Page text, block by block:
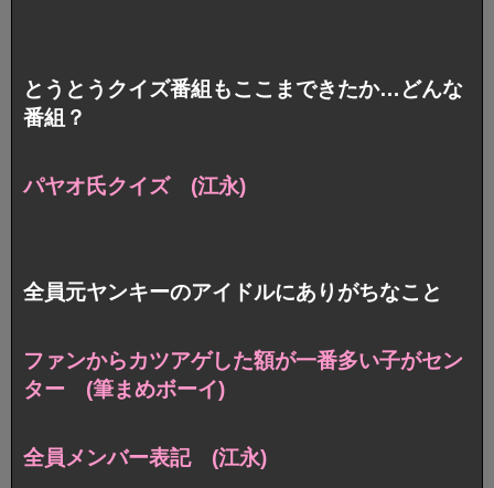
とうとうクイズ番組もここまできたか…どんな
番組？
パヤオ氏クイズ (江永)
全員元ヤンキーのアイドルにありがちなこと
ファンからカツアゲした額が一番多い子がセン
ター (筆まめボーイ)
全員メンバー表記 (江永)